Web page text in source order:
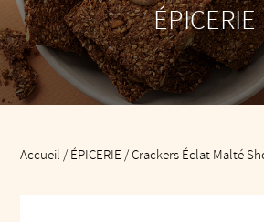
ÉPICERIE
Accueil / ÉPICERIE / Crackers Éclat Malté